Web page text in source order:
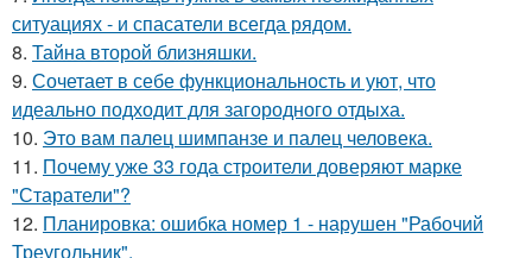
ситуациях - и спасатели всегда рядом.
8. Тайна второй близняшки.
9. Сочетает в себе функциональность и уют, что
идеально подходит для загородного отдыха.
10. Это вам палец шимпанзе и палец человека.
11. Почему уже 33 года строители доверяют марке
"Старатели"?
12. Планировка: ошибка номер 1 - нарушен "Рабочий
Треугольник".